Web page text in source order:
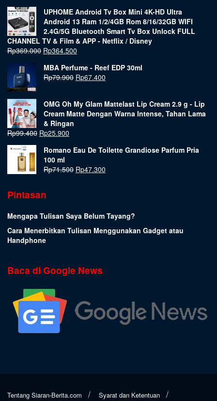
UPHOME Android Tv Box Mini 4K-HD Ultra
Android 13 Ram 1/2/4GB Rom 8/16/32GB WIFI
2.4G/5G Bluetooth Smart Tv Box Unlock FULL
CHANNEL TV & Film & APP - Netflix / Disney
Rp369.000 Rp364.500
MBA Perfume - Reef EDP 30ml
Rp79.900 Rp67.400
OMG Oh My Glam Mattelast Lip Cream 2.9 g - Lip
Cream Matte Dengan Warna Intense, Tahan Lama
& Ringan
Rp99.400 Rp25.900
Romano Eau De Toilette Grandiose Parfum Pria
100 ml
Rp71.500 Rp47.300
Pintasan
Mengapa Tulisan Saya Belum Tayang?
Cara Menerbitkan Tulisan Menggunakan Gadget atau
Handphone
Baca di Google News
Tentang Siaran-Berita.com Syarat dan Ketentuan